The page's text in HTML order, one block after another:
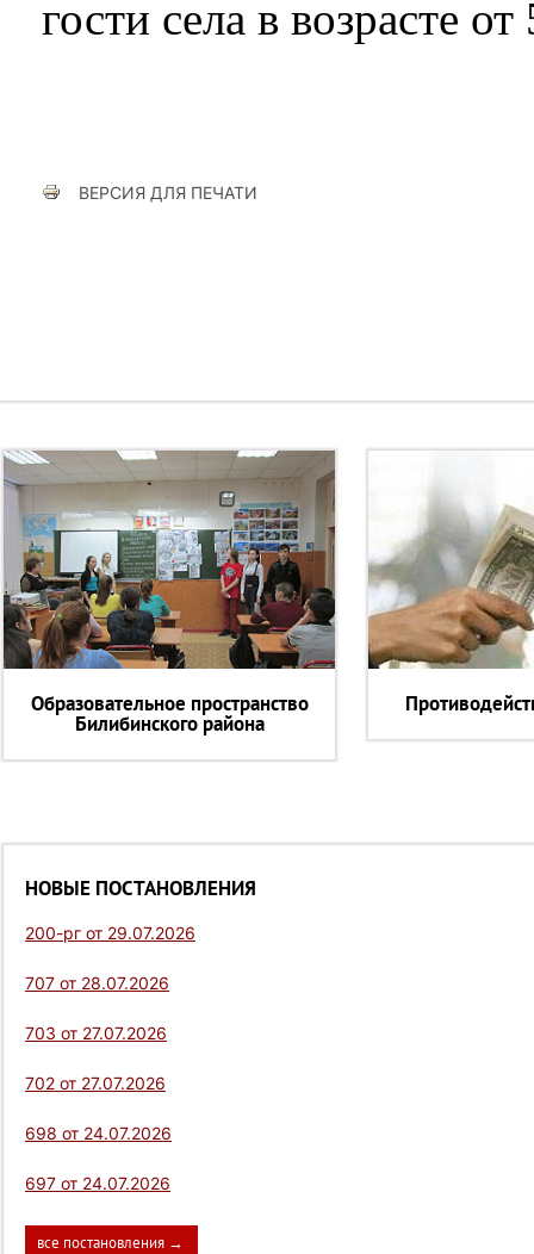
гости села в возрасте
ВЕРСИЯ ДЛЯ ПЕЧАТИ
Образовательное пространство
Билибинского района
НОВЫЕ ПОСТАНОВЛЕНИЯ
200-рг от 29.07.2026
707 от 28.07.2026
703 от 27.07.2026
702 от 27.07.2026
698 от 24.07.2026
697 от 24.07.2026
все постановления →